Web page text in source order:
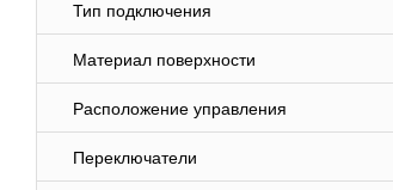
Тип подключения
Материал поверхности
Расположение управления
Переключатели